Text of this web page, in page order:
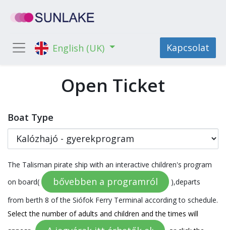
Kapcsolat
English (UK)
Open Ticket
Boat Type
The Talisman pirate ship with an interactive children's program
on board(
bővebben a programról
),departs
from berth 8 of the Siófok Ferry Terminal according to schedule.
Select the number of adults and children and the times will